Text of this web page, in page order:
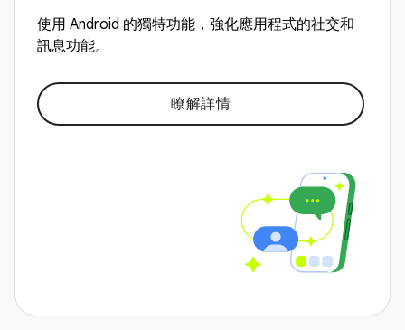
使用 Android 的獨特功能，強化應用程式的社交和
訊息功能。
瞭解詳情